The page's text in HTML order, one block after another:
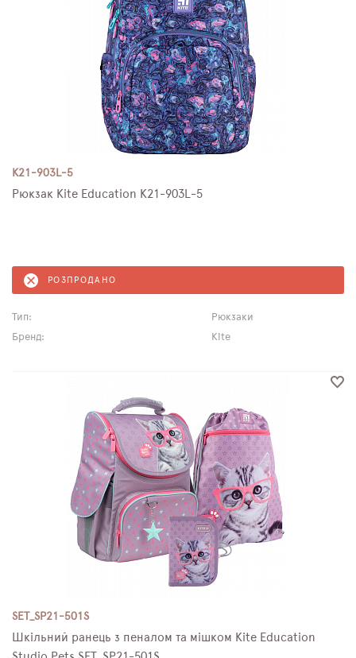
K21-903L-5
Рюкзак Kite Education K21-903L-5
РОЗПРОДАНО
Тип:
Рюкзаки
Бренд:
Kite
SET_SP21-501S
Шкільний ранець з пеналом та мішком Kite Education